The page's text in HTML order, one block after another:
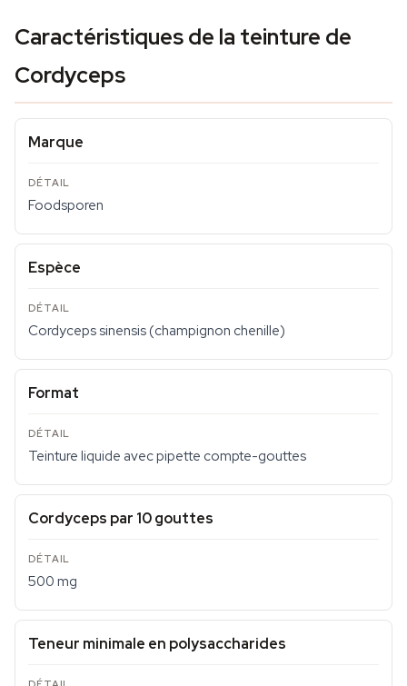
Caractéristiques de la teinture de
Cordyceps
Marque
Foodsporen
Espèce
Cordyceps sinensis (champignon chenille)
Format
Teinture liquide avec pipette compte-gouttes
Cordyceps par 10 gouttes
500 mg
Teneur minimale en polysaccharides